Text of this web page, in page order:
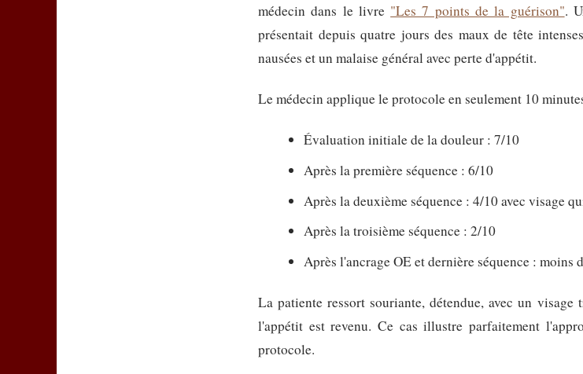
médecin dans le livre "Les 7 points de la guérison".
présentait depuis quatre jours des maux de tête
nausées et un malaise général avec perte d'appétit.
Le médecin applique le protocole en seulement 10
Évaluation initiale de la douleur : 7/10
Après la première séquence : 6/10
Après la deuxième séquence : 4/10 avec visage
Après la troisième séquence : 2/10
Après l'ancrage OE et dernière séquence : moins
La patiente ressort souriante, détendue, avec un visage
l'appétit est revenu. Ce cas illustre parfaitement
protocole.